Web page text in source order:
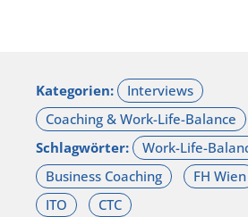
Kategorien:
Schlagwörter: